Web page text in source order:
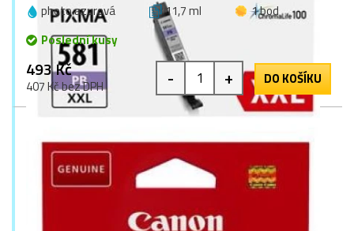
photo azurová 11,7 ml
1 bod
Poslední kusy
493 Kč
407 Kč bez DPH - + DO KOŠÍKU